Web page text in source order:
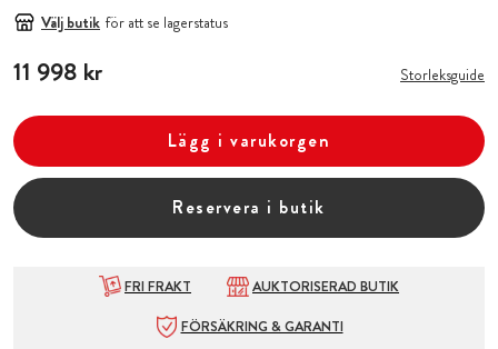
Välj butik för att se lagerstatus
Pris:11 998 kr
11 998 kr Storleksguide
Lägg i varukorgen
Reservera i butik
FRI FRAKT
AUKTORISERAD BUTIK
FÖRSÄKRING & GARANTI